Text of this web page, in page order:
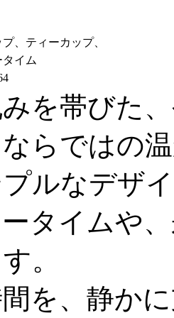
、ティーカップ、
イム
を帯びた
らではの
ルなデザ
タイムや
。
を、静か